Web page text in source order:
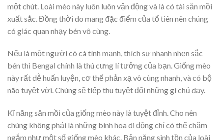
một chút. Loài mèo này luôn luôn vận động và là có tài săn mồi
xuất sắc. Đồng thời do mang đặc điểm của tổ tiên nên chúng
có giác quan nhạy bén vô cùng.
Nếu là một người có cá tính mạnh, thích sự nhanh nhẹn sắc
bén thì Bengal chính là thú cưng lí tưởng của bạn. Giống mèo
này rất dễ huấn luyện, cơ thể phản xạ vô cùng nhanh, và có bộ
não tuyệt vời. Chúng sẽ tiếp thu tuyệt đối những gì chủ dạy.
Kĩ năng săn mồi của giống mèo này là tuyệt đỉnh. Cho nên
chúng không phải là những bình hoa di động chỉ có thể chăm
ngắm như một số giống mèo khác. Bản năng sinh tồn của loài